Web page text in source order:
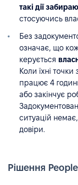
такі дії
стосуючись
Без
означає, що
керується
Коли їхні
працює 4
або закінчує
ситуацій
довіри.
Рішення